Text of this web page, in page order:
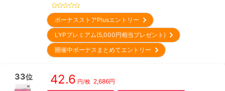
ボーナスストアPlusエントリー
LYPプレミアム(5,000円相当プレゼント)
開催中ボーナスまとめてエントリー
33位 42.6 円/枚 2,686円